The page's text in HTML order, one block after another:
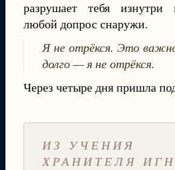
разрушает тебя изнутри
любой допрос снаружи.
Я не отрёкся. Это
долго — я не отрёкся.
Через четыре дня пришла
ИЗ УЧЕНИЯ
ХРАНИТЕЛЯ